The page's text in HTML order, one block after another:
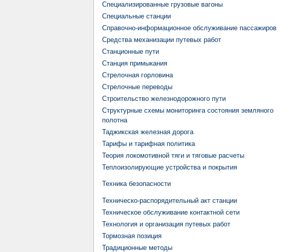
Специализированные грузовые вагоны
Специальные станции
Справочно-информационное обслуживание пассажиров
Средства механизации путевых работ
Станционные пути
Станция примыкания
Стрелочная горловина
Стрелочные переводы
Строительство железнодорожного пути
Структурные схемы мониторинга состояния земляного
полотна
Таджикская железная дорога
Тарифы и тарифная политика
Теория локомотивной тяги и тяговые расчеты
Теплоизолирующие устройства и покрытия
Техника безопасности
Техническо-распорядительный акт станции
Техническое обслуживание контактной сети
Технология и организация путевых работ
Тормозная позиция
Традиционные методы